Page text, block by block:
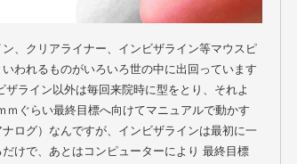
ン、クリアライナー、インビザライン等マウスピ
いわれるものがいろいろ世の中に出回っています
ザライン以外は毎回来院時に型をとり、それよ
ｍぐらい最終目標へ向けてマニュアルで動かす
ログ）なんですが、インビザラインは最初に一
だけで、あとはコンピューターにより 最終目標